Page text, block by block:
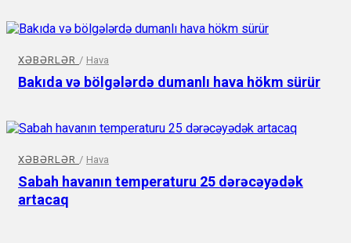
XƏBƏRLƏR / Hava
Bakıda və bölgələrdə dumanlı hava hökm sürür
XƏBƏRLƏR / Hava
Sabah havanın temperaturu 25 dərəcəyədək
artacaq